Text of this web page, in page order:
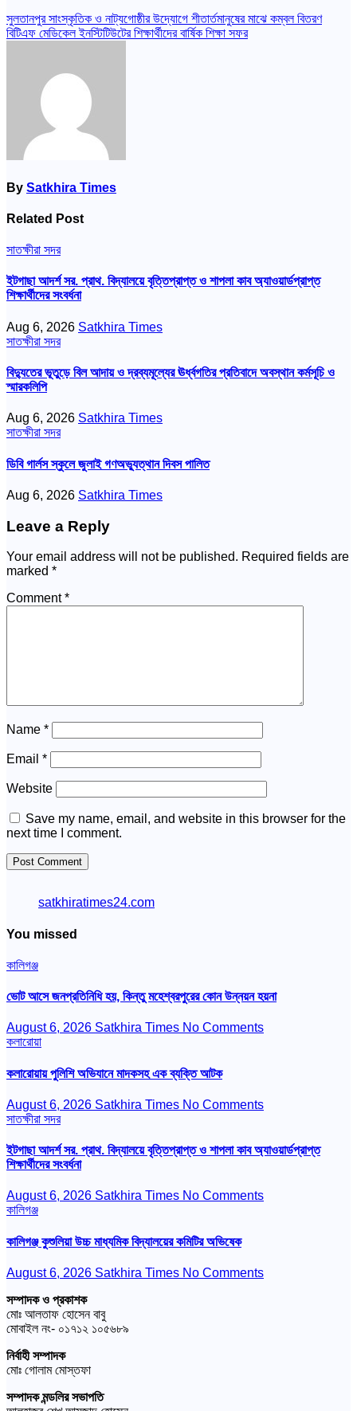
Post
navigation
সুলতানপুর সাংস্কৃতিক ও নাট্যগোষ্ঠীর উদ্যোগে শীতার্তমানুষের মাঝে কম্বল বিতরণ
বিটিএফ মেডিকেল ইনস্টিটিউটের শিক্ষার্থীদের বার্ষিক শিক্ষা সফর
By Satkhira Times
Related Post
সাতক্ষীরা সদর
ইটগাছা আদর্শ সর. প্রাথ. বিদ্যালয়ে বৃত্তিপ্রাপ্ত ও শাপলা কাব অ্যাওয়ার্ডপ্রাপ্ত
শিক্ষার্থীদের সংবর্ধনা
Aug 6, 2026 Satkhira Times
সাতক্ষীরা সদর
বিদ্যুতের ভূতুড়ে বিল আদায় ও দ্রব্যমূল্যের ঊর্ধ্বগতির প্রতিবাদে অবস্থান কর্মসূচি ও
স্মারকলিপি
Aug 6, 2026 Satkhira Times
সাতক্ষীরা সদর
ডিবি গার্লস স্কুলে জুলাই গণঅভ্যুত্থান দিবস পালিত
Aug 6, 2026 Satkhira Times
Leave a Reply
Your email address will not be published. Required fields are
marked *
Comment*
Name *
Email *
Website
Save my name, email, and website in this browser for the
next time I comment.
satkhiratimes24.com
You missed
কালিগঞ্জ
ভোট আসে জনপ্রতিনিধি হয়, কিন্তু মহেশ্বরপুরের কোন উন্নয়ন হয়না
August 6, 2026 Satkhira Times No Comments
কলারোয়া
কলারোয়ায় পুলিশি অভিযানে মাদকসহ এক ব্যক্তি আটক
August 6, 2026 Satkhira Times No Comments
সাতক্ষীরা সদর
ইটগাছা আদর্শ সর. প্রাথ. বিদ্যালয়ে বৃত্তিপ্রাপ্ত ও শাপলা কাব অ্যাওয়ার্ডপ্রাপ্ত
শিক্ষার্থীদের সংবর্ধনা
August 6, 2026 Satkhira Times No Comments
কালিগঞ্জ
কালিগঞ্জ কুশুলিয়া উচ্চ মাধ্যমিক বিদ্যালয়ের কমিটির অভিষেক
August 6, 2026 Satkhira Times No Comments
সম্পাদক ও প্রকাশক
মোঃ আলতাফ হোসেন বাবু
মোবাইল নং- ০১৭১২ ১০৫৬৮৯
নির্বাহী সম্পাদক
মোঃ গোলাম মোস্তফা
সম্পাদক মন্ডলির সভাপতি